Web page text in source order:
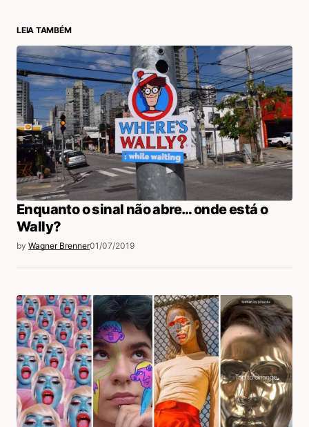
LEIA TAMBÉM
Enquanto o sinal não abre… onde está o
Wally?
by Wagner Brenner01/07/2019